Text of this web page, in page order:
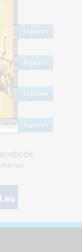
kopieren
kopieren
kopieren
kopieren